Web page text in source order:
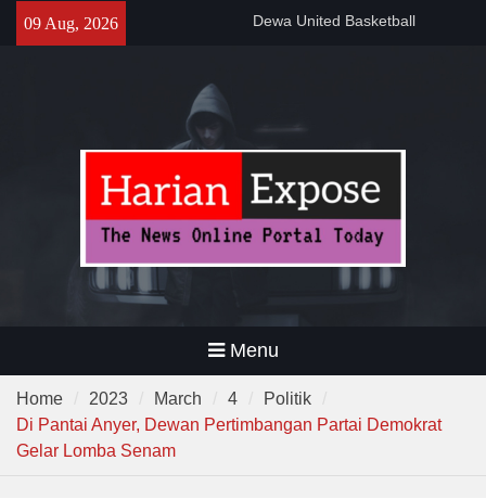
09 Aug, 2026
Gelar Patroli Malam, Personel
Dewa United Basketball
Academy Jadi Wadah
Pembinaan Talenta Muda
Banten
Menu
Home 2023 March 4
Politik
Di Pantai Anyer, Dewan Pertimbangan Partai Demokrat
Gelar Lomba Senam